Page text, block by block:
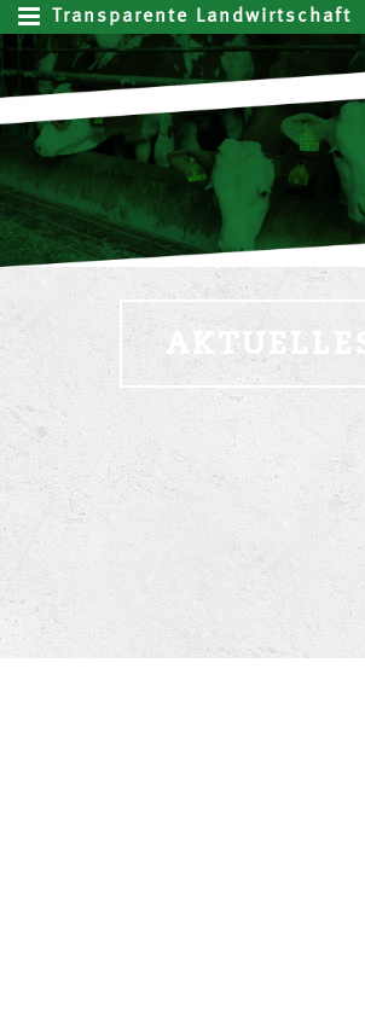
Transparente Landwirtschaft
AKTUELLES